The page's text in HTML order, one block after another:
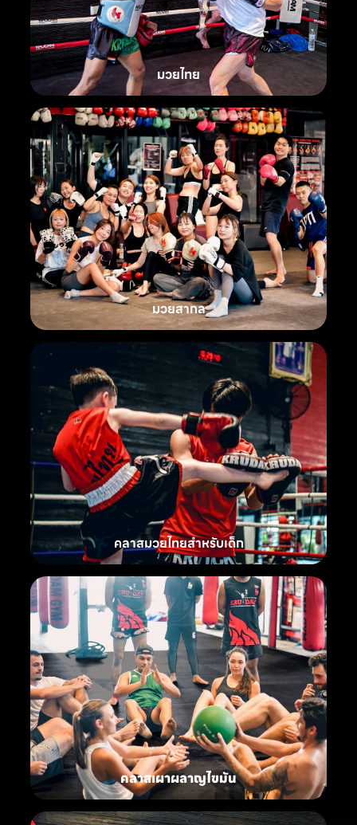
มวยไทย
มวยสากล
คลาสมวยไทยสำหรับเด็ก
คลาสเผาผลาญไขมัน